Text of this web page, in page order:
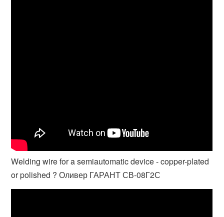
Welding wire for a semiautomatic device - copper-plated
or polished ? Оливер ГАРАНТ СВ-08Г2С